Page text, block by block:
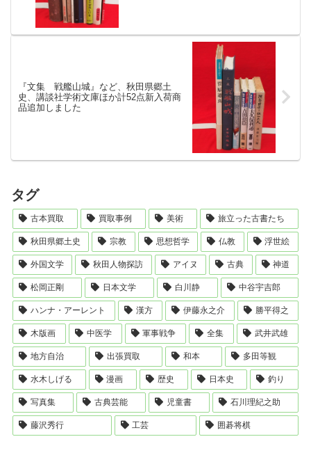
『文集 戦艦山城』など、秋田県郷土
史、講談社学術文庫ほか計52点新入荷商
品追加しました
タグ
古本買取 買取事例 美術 旅立った古書たち
秋田県郷土史 宗教 思想哲学 仏教 浮世絵
外国文学 秋田人物探訪 アイヌ 古典 神道
松岡正剛 日本文学 白川静 中谷宇吉郎
ハンナ・アーレント 漢方 伊藤永之介 勝平得之
木版画 中医学 軍事戦争 全集 武井武雄
地方自治 出張買取 和本 多田等観
水木しげる 漫画 歴史 日本史 釣り
写真集 古典芸能 児童書 石川理紀之助
藤沢秀行 工芸 囲碁将棋